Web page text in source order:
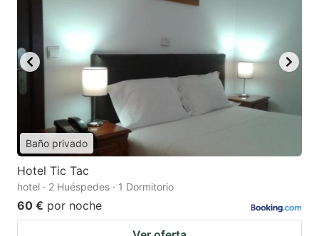
Baño privado
Hotel Tic Tac
hotel · 2 Huéspedes · 1 Dormitorio
60 € por noche